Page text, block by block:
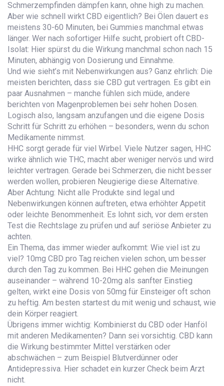
Schmerzempfinden dämpfen kann, ohne high zu machen.
Aber wie schnell wirkt CBD eigentlich? Bei Ölen dauert es
meistens 30-60 Minuten, bei Gummies manchmal etwas
länger. Wer nach sofortiger Hilfe sucht, probiert oft CBD-
Isolat: Hier spürst du die Wirkung manchmal schon nach 15
Minuten, abhängig von Dosierung und Einnahme.
Und wie sieht’s mit Nebenwirkungen aus? Ganz ehrlich: Die
meisten berichten, dass sie CBD gut vertragen. Es gibt ein
paar Ausnahmen – manche fühlen sich müde, andere
berichten von Magenproblemen bei sehr hohen Dosen.
Logisch also, langsam anzufangen und die eigene Dosis
Schritt für Schritt zu erhöhen – besonders, wenn du schon
Medikamente nimmst.
HHC sorgt gerade für viel Wirbel. Viele Nutzer sagen, HHC
wirke ähnlich wie THC, macht aber weniger nervös und wird
leichter vertragen. Gerade bei Schmerzen, die nicht besser
werden wollen, probieren Neugierige diese Alternative.
Aber Achtung: Nicht alle Produkte sind legal und
Nebenwirkungen können auftreten, etwa erhöhter Appetit
oder leichte Benommenheit. Es lohnt sich, vor dem ersten
Test die Rechtslage zu prüfen und auf seriöse Anbieter zu
achten.
Ein Thema, das immer wieder aufkommt: Wie viel ist zu
viel? 10mg CBD pro Tag reichen vielen schon, um besser
durch den Tag zu kommen. Bei HHC gehen die Meinungen
auseinander – während 10-20mg als sanfter Einstieg
gelten, wirkt eine Dosis von 50mg für Einsteiger oft schon
zu heftig. Am besten startest du mit wenig und schaust, wie
dein Körper reagiert.
Übrigens immer wichtig: Kombinierst du CBD oder Hanföl
mit anderen Medikamenten? Dann sei vorsichtig. CBD kann
die Wirkung bestimmter Mittel verstärken oder
abschwächen – zum Beispiel Blutverdünner oder
Antidepressiva. Hier schadet ein kurzer Check beim Arzt
nicht.